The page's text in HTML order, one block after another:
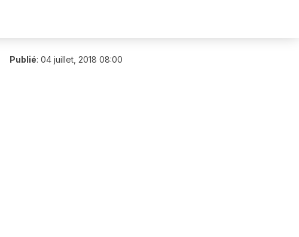
Publié: 04 juillet, 2018 08:00